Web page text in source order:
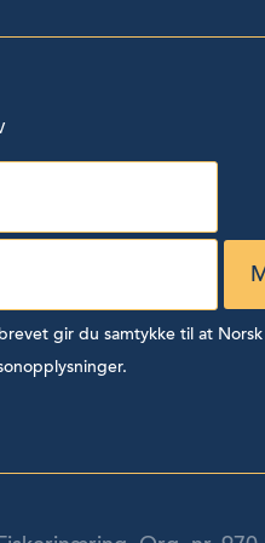
gir du samtykke til at